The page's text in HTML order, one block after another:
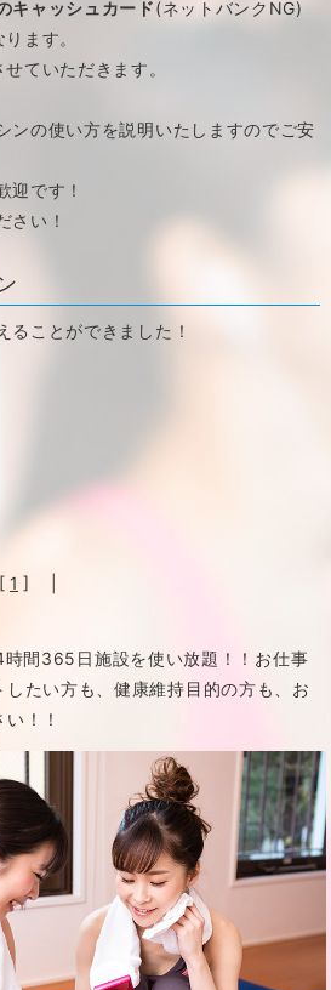
キャッシュカード(ネットバンクNG)
ます。
ていただきます。
ンの使い方を説明いたしますのでご安
迎です！
さい！
ることができました！
1 ] |
間365日施設を使い放題！！ お仕事
たい方も、健康維持目的の方も、お
！！